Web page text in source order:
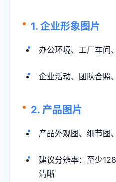
1. 企业形象图片
办公环境、工厂车间
企业活动、团队合照
2. 产品图片
产品外观图、细节图
建议分辨率：至少
清晰